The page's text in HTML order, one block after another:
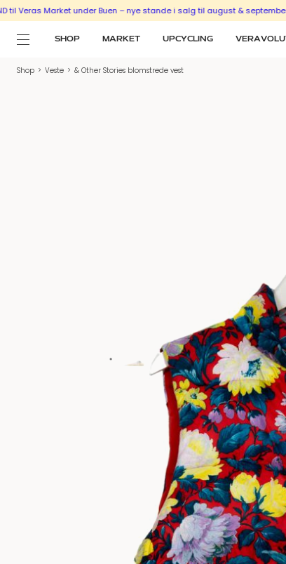
Market under Buen – nye stande i salg til august & september <333
SHOP MARKET UPCYCLING
Shop > Veste > & Other Stories blomstrede vest